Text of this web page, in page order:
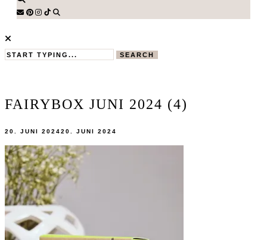
SEARCH
FAIRYBOX JUNI 2024 (4)
20. JUNI 202420. JUNI 2024